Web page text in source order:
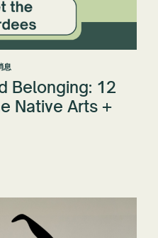
息
Belonging: 12
Native Arts +